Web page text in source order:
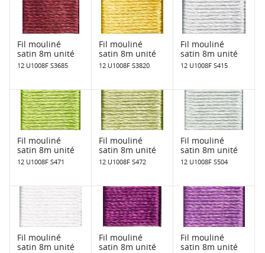
Fil mouliné
satin 8m unité
12 U1008F S3685
Fil mouliné
satin 8m unité
12 U1008F S3820
Fil mouliné
satin 8m unité
12 U1008F S415
Fil mouliné
satin 8m unité
12 U1008F S471
Fil mouliné
satin 8m unité
12 U1008F S472
Fil mouliné
satin 8m unité
12 U1008F S504
Fil mouliné
satin 8m unité
Fil mouliné
satin 8m unité
Fil mouliné
satin 8m unité